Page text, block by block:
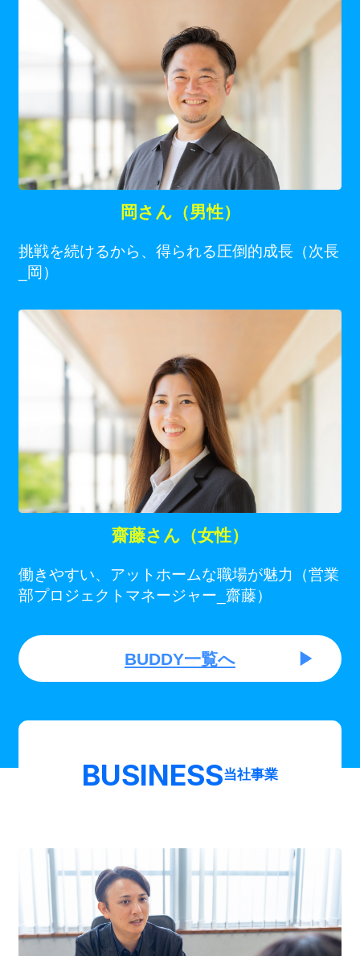
岡さん（男性）
挑戦を続けるから、得られる圧倒的成長（次長
_岡）
齋藤さん（女性）
働きやすい、アットホームな職場が魅力（営業
部プロジェクトマネージャー_齋藤）
BUDDY一覧へ
BUSINESS当社事業